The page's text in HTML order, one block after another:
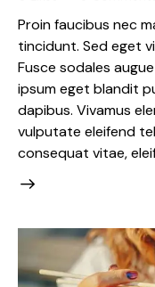
Proin faucibus nec
tincidunt. Sed eget
Fusce sodales
ipsum eget blandit
dapibus. Vivamus
vulputate eleifend
consequat vitae,